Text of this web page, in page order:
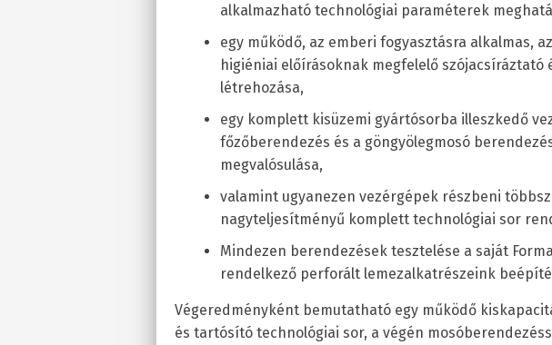
alkalmazható technológiai paraméterek
egy működő, az emberi fogyasztásra alkalmas,
higiéniai előírásoknak megfelelő
létrehozása,
egy komplett kisüzemi gyártósorba illeszkedő
főzőberendezés és a göngyölegmosó
megvalósulása,
valamint ugyanezen vezérgépek részbeni
nagyteljesítményű komplett technológiai sor
Mindezen berendezések tesztelése a saját
rendelkező perforált lemezalkatrészeink
Végeredményként bemutatható egy működő
és tartósító technológiai sor, a végén